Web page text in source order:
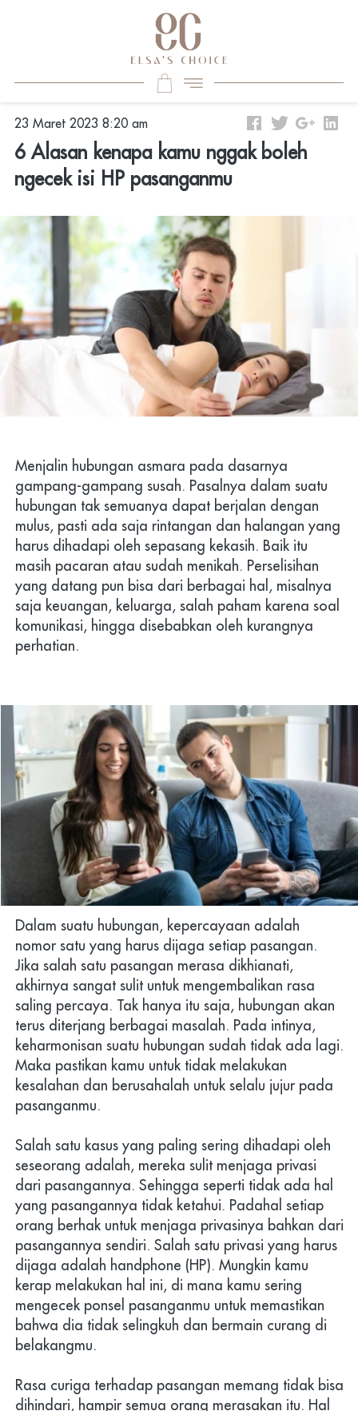
23 Maret 2023 8:20 am
6 Alasan kenapa kamu nggak boleh
ngecek isi HP pasanganmu
Menjalin hubungan asmara pada dasarnya
gampang-gampang susah. Pasalnya dalam suatu
hubungan tak semuanya dapat berjalan dengan
mulus, pasti ada saja rintangan dan halangan yang
harus dihadapi oleh sepasang kekasih. Baik itu
masih pacaran atau sudah menikah. Perselisihan
yang datang pun bisa dari berbagai hal, misalnya
saja keuangan, keluarga, salah paham karena soal
komunikasi, hingga disebabkan oleh kurangnya
perhatian.
Dalam suatu hubungan, kepercayaan adalah
nomor satu yang harus dijaga setiap pasangan.
Jika salah satu pasangan merasa dikhianati,
akhirnya sangat sulit untuk mengembalikan rasa
saling percaya. Tak hanya itu saja, hubungan akan
terus diterjang berbagai masalah. Pada intinya,
keharmonisan suatu hubungan sudah tidak ada lagi.
Maka pastikan kamu untuk tidak melakukan
kesalahan dan berusahalah untuk selalu jujur pada
pasanganmu.
Salah satu kasus yang paling sering dihadapi oleh
seseorang adalah, mereka sulit menjaga privasi
dari pasangannya. Sehingga seperti tidak ada hal
yang pasangannya tidak ketahui. Padahal setiap
orang berhak untuk menjaga privasinya bahkan dari
pasangannya sendiri. Salah satu privasi yang harus
dijaga adalah handphone (HP). Mungkin kamu
kerap melakukan hal ini, di mana kamu sering
mengecek ponsel pasanganmu untuk memastikan
bahwa dia tidak selingkuh dan bermain curang di
belakangmu.
Rasa curiga terhadap pasangan memang tidak bisa
dihindari, hampir semua orang merasakan itu. Hal